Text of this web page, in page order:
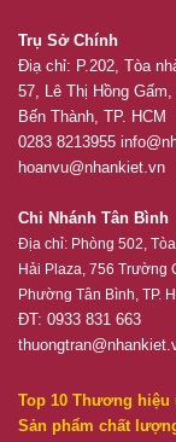
Trụ Sở Chính
Điạ chỉ: P.202, Tòa
57, Lê Thị Hồng
Bến Thành, TP. HCM
0283 8213955
hoanvu@nhankiet.vn
Chi Nhánh Tân Bình
Địa chỉ: Phòng 502,
Hải Plaza, 756 Trường
Phường Tân Bình, TP.
ĐT: 0933 831 663
Top 10 Thương hiệu
Sản phẩm chất